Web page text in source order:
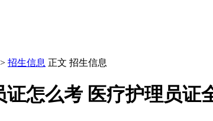
> 招生信息 正文 招生信息
证怎么考 医疗护理员证